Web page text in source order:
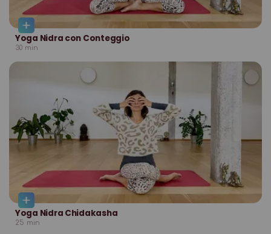
Yoga Nidra con Conteggio
30 min
Yoga Nidra Chidakasha
25 min